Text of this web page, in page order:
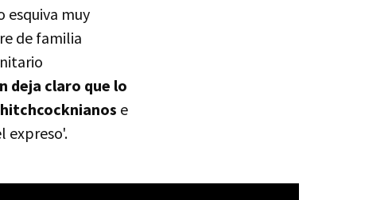
esquiva muy
de familia
deja claro que lo
e
expreso'.